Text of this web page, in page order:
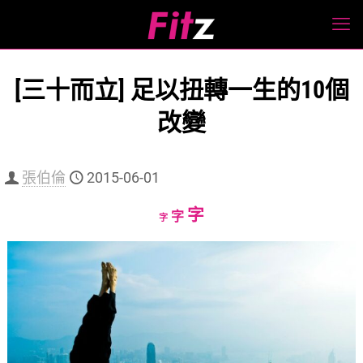
[三十而立] 足以扭轉一生的10個
改變
張伯倫 2015-06-01
字Decrease
字Reset
字Increase
size.